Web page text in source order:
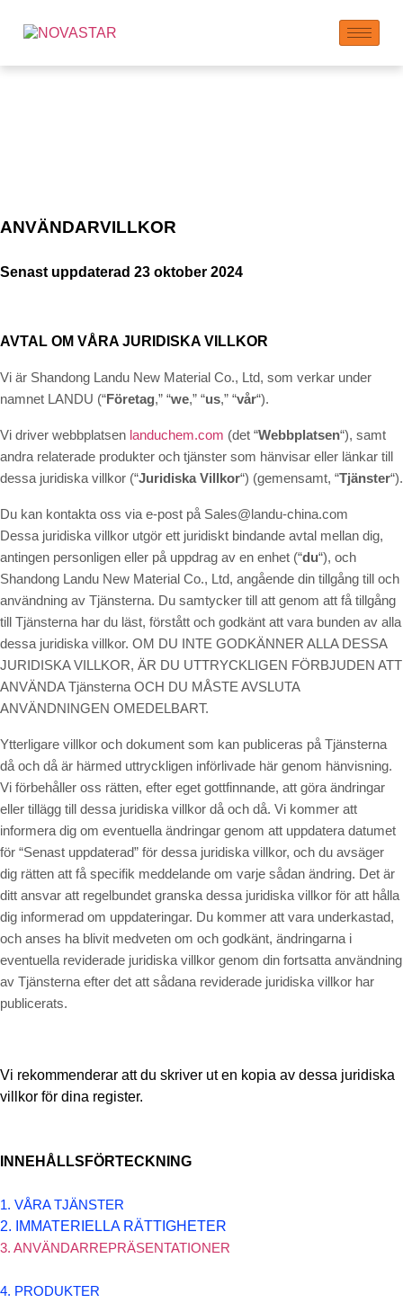
ANVÄNDARVILLKOR
Senast uppdaterad 23 oktober 2024
AVTAL OM VÅRA JURIDISKA VILLKOR
Vi är Shandong Landu New Material Co., Ltd, som verkar under
namnet LANDU (“Företag,” “we,” “us,” “vår“).
Vi driver webbplatsen landuchem.com (det “Webbplatsen“), samt
andra relaterade produkter och tjänster som hänvisar eller länkar till
dessa juridiska villkor (“Juridiska Villkor“) (gemensamt, “Tjänster“).
Du kan kontakta oss via e-post på Sales@landu-china.com
Dessa juridiska villkor utgör ett juridiskt bindande avtal mellan dig,
antingen personligen eller på uppdrag av en enhet (“du“), och
Shandong Landu New Material Co., Ltd, angående din tillgång till och
användning av Tjänsterna. Du samtycker till att genom att få tillgång
till Tjänsterna har du läst, förstått och godkänt att vara bunden av alla
dessa juridiska villkor. OM DU INTE GODKÄNNER ALLA DESSA
JURIDISKA VILLKOR, ÄR DU UTTRYCKLIGEN FÖRBJUDEN ATT
ANVÄNDA Tjänsterna OCH DU MÅSTE AVSLUTA
ANVÄNDNINGEN OMEDELBART.
Ytterligare villkor och dokument som kan publiceras på Tjänsterna
då och då är härmed uttryckligen införlivade här genom hänvisning.
Vi förbehåller oss rätten, efter eget gottfinnande, att göra ändringar
eller tillägg till dessa juridiska villkor då och då. Vi kommer att
informera dig om eventuella ändringar genom att uppdatera datumet
för “Senast uppdaterad” för dessa juridiska villkor, och du avsäger
dig rätten att få specifik meddelande om varje sådan ändring. Det är
ditt ansvar att regelbundet granska dessa juridiska villkor för att hålla
dig informerad om uppdateringar. Du kommer att vara underkastad,
och anses ha blivit medveten om och godkänt, ändringarna i
eventuella reviderade juridiska villkor genom din fortsatta användning
av Tjänsterna efter det att sådana reviderade juridiska villkor har
publicerats.
Vi rekommenderar att du skriver ut en kopia av dessa juridiska
villkor för dina register.
INNEHÅLLSFÖRTECKNING
1. VÅRA TJÄNSTER
2. IMMATERIELLA RÄTTIGHETER
3. ANVÄNDARREPRÄSENTATIONER
4. PRODUKTER